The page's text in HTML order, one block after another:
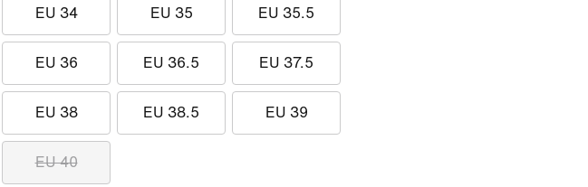
EU 34 EU 35 EU 35.5
EU 36 EU 36.5 EU 37.5
EU 38 EU 38.5 EU 39
EU 40